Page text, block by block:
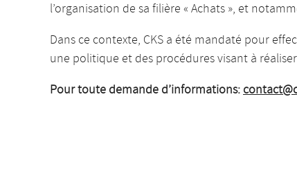
l’organisation de sa filière « Achats », et
Dans ce contexte, CKS a été mandaté pour
une politique et des procédures visant à
Pour toute demande d’informations: